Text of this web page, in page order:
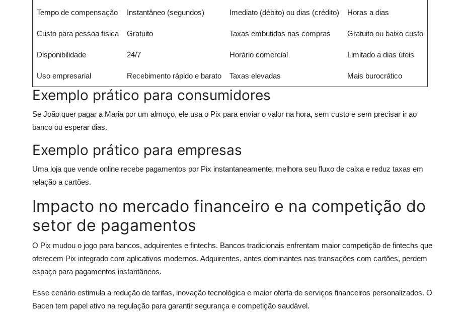
Tempo de compensação Instantâneo (segundos) Imediato (débito) ou dias (crédito) Horas a dias
Custo para pessoa física Gratuito Taxas embutidas nas compras Gratuito ou baixo custo
Disponibilidade 24/7 Horário comercial Limitado a dias úteis
Uso empresarial Recebimento rápido e barato Taxas elevadas Mais burocrático
Exemplo prático para consumidores
Se João quer pagar a Maria por um almoço, ele usa o Pix para enviar o valor na hora, sem custo e sem precisar ir ao
banco ou esperar dias.
Exemplo prático para empresas
Uma loja que vende online recebe pagamentos por Pix instantaneamente, melhora seu fluxo de caixa e reduz taxas em
relação a cartões.
Impacto no mercado financeiro e na competição do
setor de pagamentos
O Pix mudou o jogo para bancos, adquirentes e fintechs. Bancos tradicionais enfrentam maior competição de fintechs que
oferecem Pix integrado com aplicativos modernos. Adquirentes, antes dominantes nas transações com cartões, perdem
espaço para pagamentos instantâneos.
Esse cenário estimula a redução de tarifas, inovação tecnológica e maior oferta de serviços financeiros personalizados. O
Bacen tem papel ativo na regulação para garantir segurança e competição saudável.